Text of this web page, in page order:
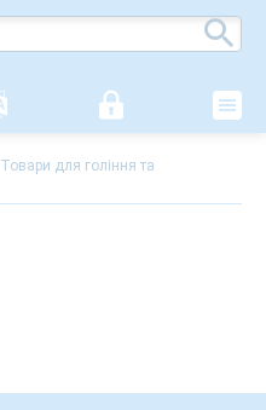
Товари для гоління та